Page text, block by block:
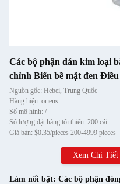
Các bộ phận dán kim loại
chỉnh Biến bề mặt đen
Nguồn gốc: Hebei, Trung Quốc
Hàng hiệu: oriens
Số mô hình: /
Số lượng đặt hàng tối thiểu: 200 cái
Giá bán: $0.35/pieces 200-4999 pieces
Xem Chi Tiết
Làm nổi bật: Các bộ phận